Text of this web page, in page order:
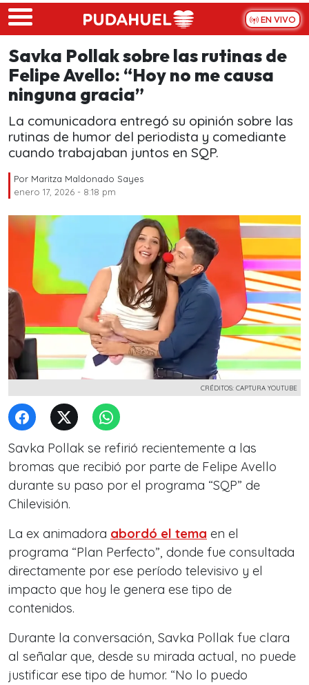
Skip to main content
EN VIVO
Savka Pollak sobre las rutinas de
Felipe Avello: “Hoy no me causa
ninguna gracia”
La comunicadora entregó su opinión sobre las
rutinas de humor del periodista y comediante
cuando trabajaban juntos en SQP.
Por Maritza Maldonado Sayes
enero 17, 2026 - 8:18 pm
CRÉDITOS: CAPTURA YOUTUBE
Savka Pollak se refirió recientemente a las
bromas que recibió por parte de Felipe Avello
durante su paso por el programa “SQP” de
Chilevisión.
La ex animadora abordó el tema en el
programa “Plan Perfecto”, donde fue consultada
directamente por ese período televisivo y el
impacto que hoy le genera ese tipo de
contenidos.
Durante la conversación, Savka Pollak fue clara
al señalar que, desde su mirada actual, no puede
justificar ese tipo de humor. “No lo puedo